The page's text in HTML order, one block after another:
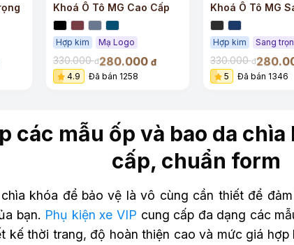
Khoá Ô Tô MG Cao Cấp
Hợp kim Mạ Logo
330.000đ280.000 đ
4.9
Đã bán 1258
Khoá Ô Tô MG
Trọng
Hợp kim Sang
330.000đ
5
Đã bán 1346
các mẫu ốp và bao da chìa
cấp, chuẩn form
khóa để bảo vệ là vô cùng cần thiết để
bạn. Phụ kiện xe VIP cung cấp đa dạng các
kế thời trang, độ hoàn thiện cao và mức giá hợp